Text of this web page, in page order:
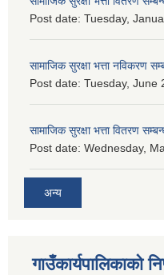
Post date: Tuesday,
सामाजिक सुरक्षा भत्ता नविकरण
Post date: Tuesday, June
सामाजिक सुरक्षा भत्ता वितरण
Post date: Wednesday,
अन्य
गाउँकार्यपालिकाको